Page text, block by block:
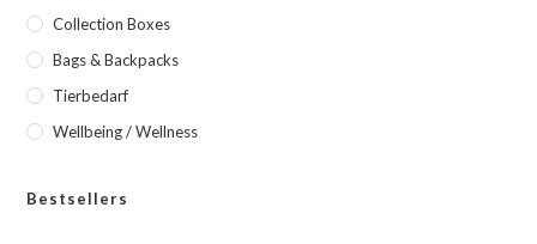
Collection Boxes
Bags & Backpacks
Tierbedarf
Wellbeing / Wellness
Bestsellers